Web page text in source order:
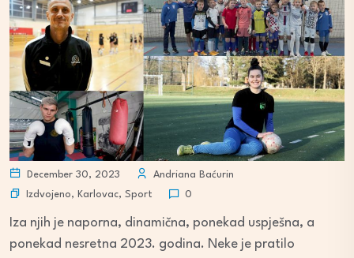
December 30, 2023
Andriana Baćurin
Izdvojeno, Karlovac, Sport 0
Iza njih je naporna, dinamična, ponekad uspješna, a
ponekad nesretna 2023. godina. Neke je pratilo